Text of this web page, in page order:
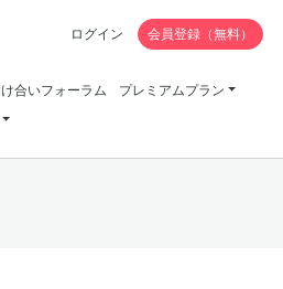
合いフォーラム
プレミアムプラン
ログイン 会員登録（無料）